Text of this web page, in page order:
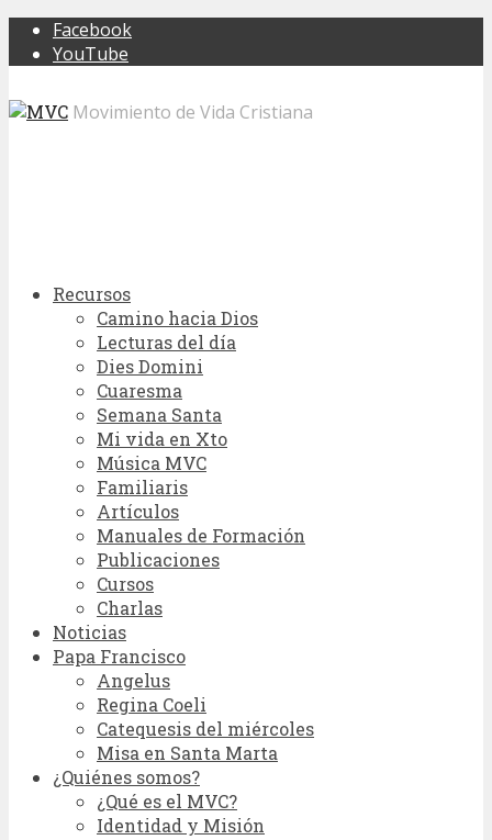
Facebook
YouTube
Movimiento de Vida Cristiana
Recursos
Camino hacia Dios
Lecturas del día
Dies Domini
Cuaresma
Semana Santa
Mi vida en Xto
Música MVC
Familiaris
Artículos
Manuales de Formación
Publicaciones
Cursos
Charlas
Noticias
Papa Francisco
Angelus
Regina Coeli
Catequesis del miércoles
Misa en Santa Marta
¿Quiénes somos?
¿Qué es el MVC?
Identidad y Misión